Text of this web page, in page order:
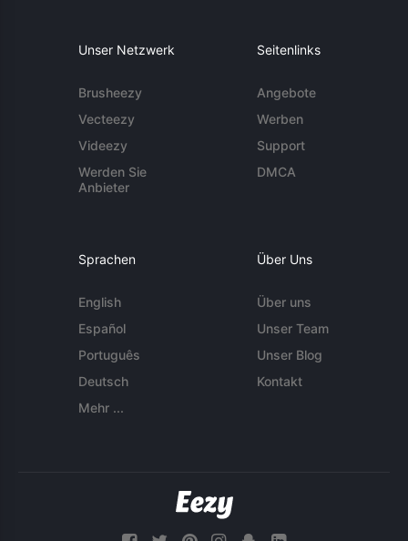
Unser Netzwerk
Brusheezy
Vecteezy
Videezy
Werden Sie
Anbieter
Seitenlinks
Angebote
Werben
Support
DMCA
Sprachen
English
Español
Português
Deutsch
Mehr ...
Über Uns
Über uns
Unser Team
Unser Blog
Kontakt